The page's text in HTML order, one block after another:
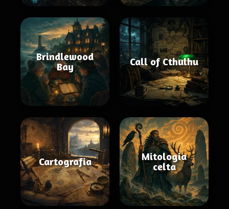
Brindlewood
Bay
Call of Cthulhu
Cartografia
Mitologia
celta